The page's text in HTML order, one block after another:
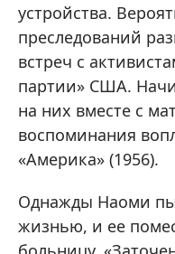
устройства.
преследований
встреч с
партии» США.
на них вместе с
воспоминания
«Америка» (1956).
Однажды Наоми
жизнью, и ее